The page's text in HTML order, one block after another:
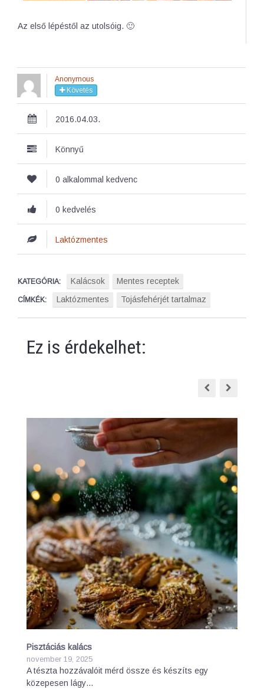
Az első lépéstől az utolsóig. 🙂
Anonymous
Követés
2016.04.03.
Könnyű
0 alkalommal kedvenc
0 kedvelés
Laktózmentes
KATEGÓRIA: Kalácsok Mentes receptek
CÍMKÉK: Laktózmentes Tojásfehérjét tartalmaz
Ez is érdekelhet:
Pisztáciás kalács
november 19, 2025
A tészta hozzávalóit mérd össze és készíts egy
közepesen lágy…